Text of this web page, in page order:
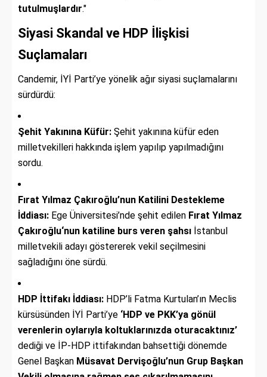
tutulmuşlardır."
Siyasi Skandal ve HDP İlişkisi
Suçlamaları
Candemir, İYİ Parti’ye yönelik ağır siyasi suçlamalarını
sürdürdü:
Şehit Yakınına Küfür: Şehit yakınına küfür eden
milletvekilleri hakkında işlem yapılıp yapılmadığını
sordu.
Fırat Yılmaz Çakıroğlu’nun Katilini Destekleme
İddiası: Ege Üniversitesi’nde şehit edilen Fırat Yılmaz
Çakıroğlu‘nun katiline burs veren şahsı İstanbul
milletvekili adayı göstererek vekil seçilmesini
sağladığını öne sürdü.
HDP İttifakı İddiası: HDP’li Fatma Kurtulan’ın Meclis
kürsüsünden İYİ Parti’ye ‘HDP ve PKK’ya gönül
verenlerin oylarıyla koltuklarınızda oturacaktınız’
dediği ve İP-HDP ittifakından bahsettiği dönemde
Genel Başkan Müsavat Dervişoğlu’nun Grup Başkan